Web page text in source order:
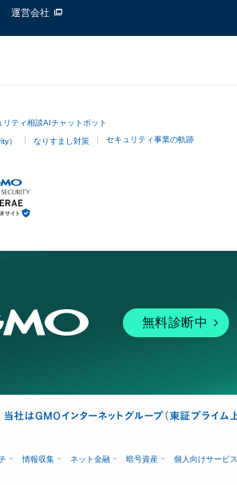
運営会社
リティ相談AIチャットボット
） なりすまし対策 セキュリティ事業の軌跡
無料診断中
情報収集 ネット金融 暗号資産 個人向けサービス